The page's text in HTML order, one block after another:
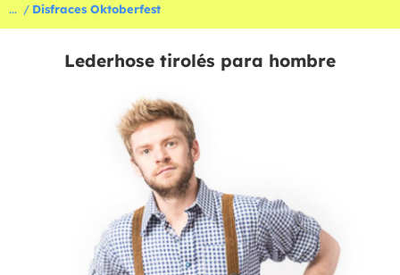
... Disfraces Oktoberfest
Lederhose tirolés para hombre